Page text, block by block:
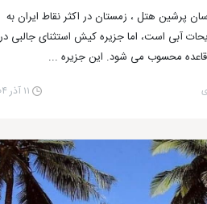
جهت بشناسید:
پرشین هتل ، زمستان در اکثر نقاط ایران به
آبی است، اما جزیره کیش استثنای جالبی در
محسوب می شود. این جزیره ...
۱۱ آذر ۰۴